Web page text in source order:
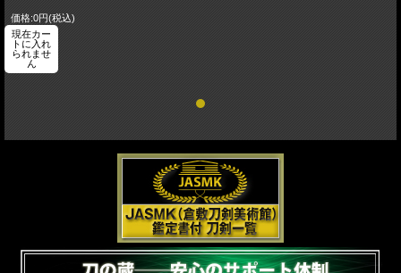
価格:0円(税込)
現在カー
トに入れ
られませ
ん